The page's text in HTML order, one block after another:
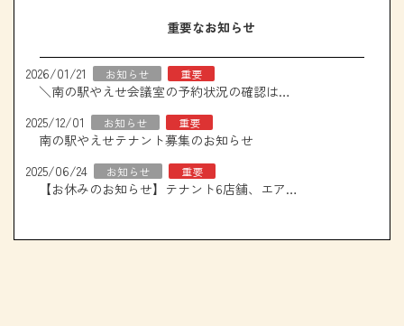
重要なお知らせ
2026/01/21 お知らせ 重要
＼南の駅やえせ会議室の予約状況の確認はこちら！／
2025/12/01
お知らせ 重要
南の駅やえせテナント募集のお知らせ
2025/06/24
お知らせ 重要
【お休みのお知らせ】テナント6店舗、エアコン取り換え工事について